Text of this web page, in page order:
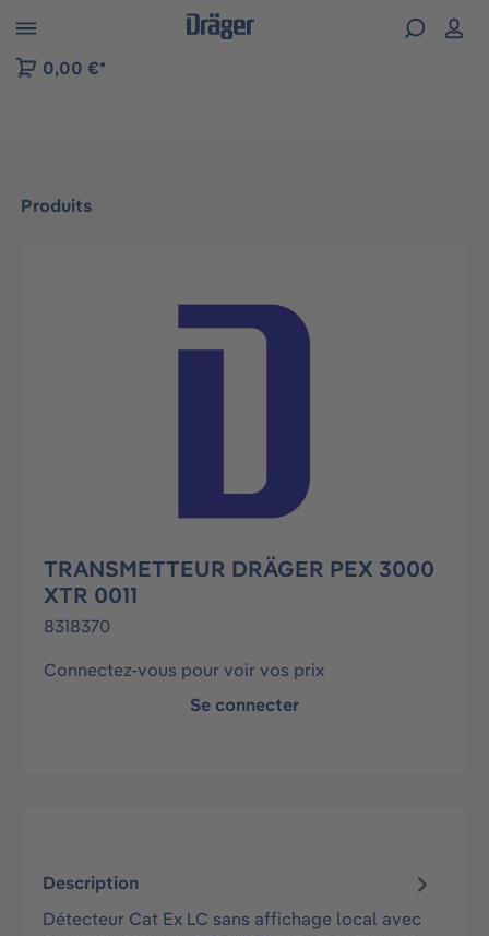
to B2B platform navigation
0,00 €*
Produits
Ignorer la galerie d'images
TRANSMETTEUR DRÄGER PEX 3000
XTR 0011
8318370
Connectez-vous pour voir vos prix
Se connecter
Description
Détecteur Cat Ex LC sans affichage local avec